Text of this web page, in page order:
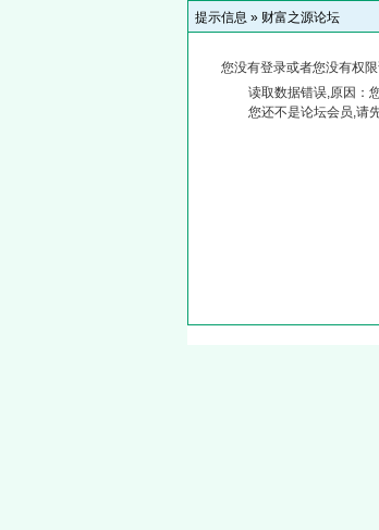
提示信息 » 财富之源论坛
您没有登录或者您没有权
读取数据错误,原因：
您还不是论坛会员,请